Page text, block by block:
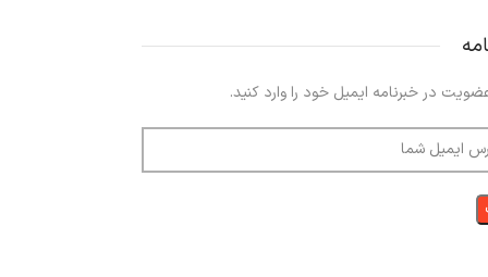
در خبرنامه ایمیل خود را وارد کنید.